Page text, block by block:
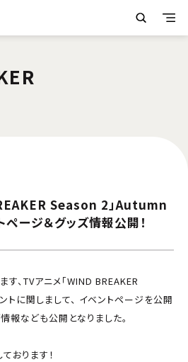
Season 2」Autumn
ージ＆グッズ情報公開！
す、TVアニメ「WIND BREAKER
トに関しまして、 イベントページを公開
報なども公開となりました。
おります！